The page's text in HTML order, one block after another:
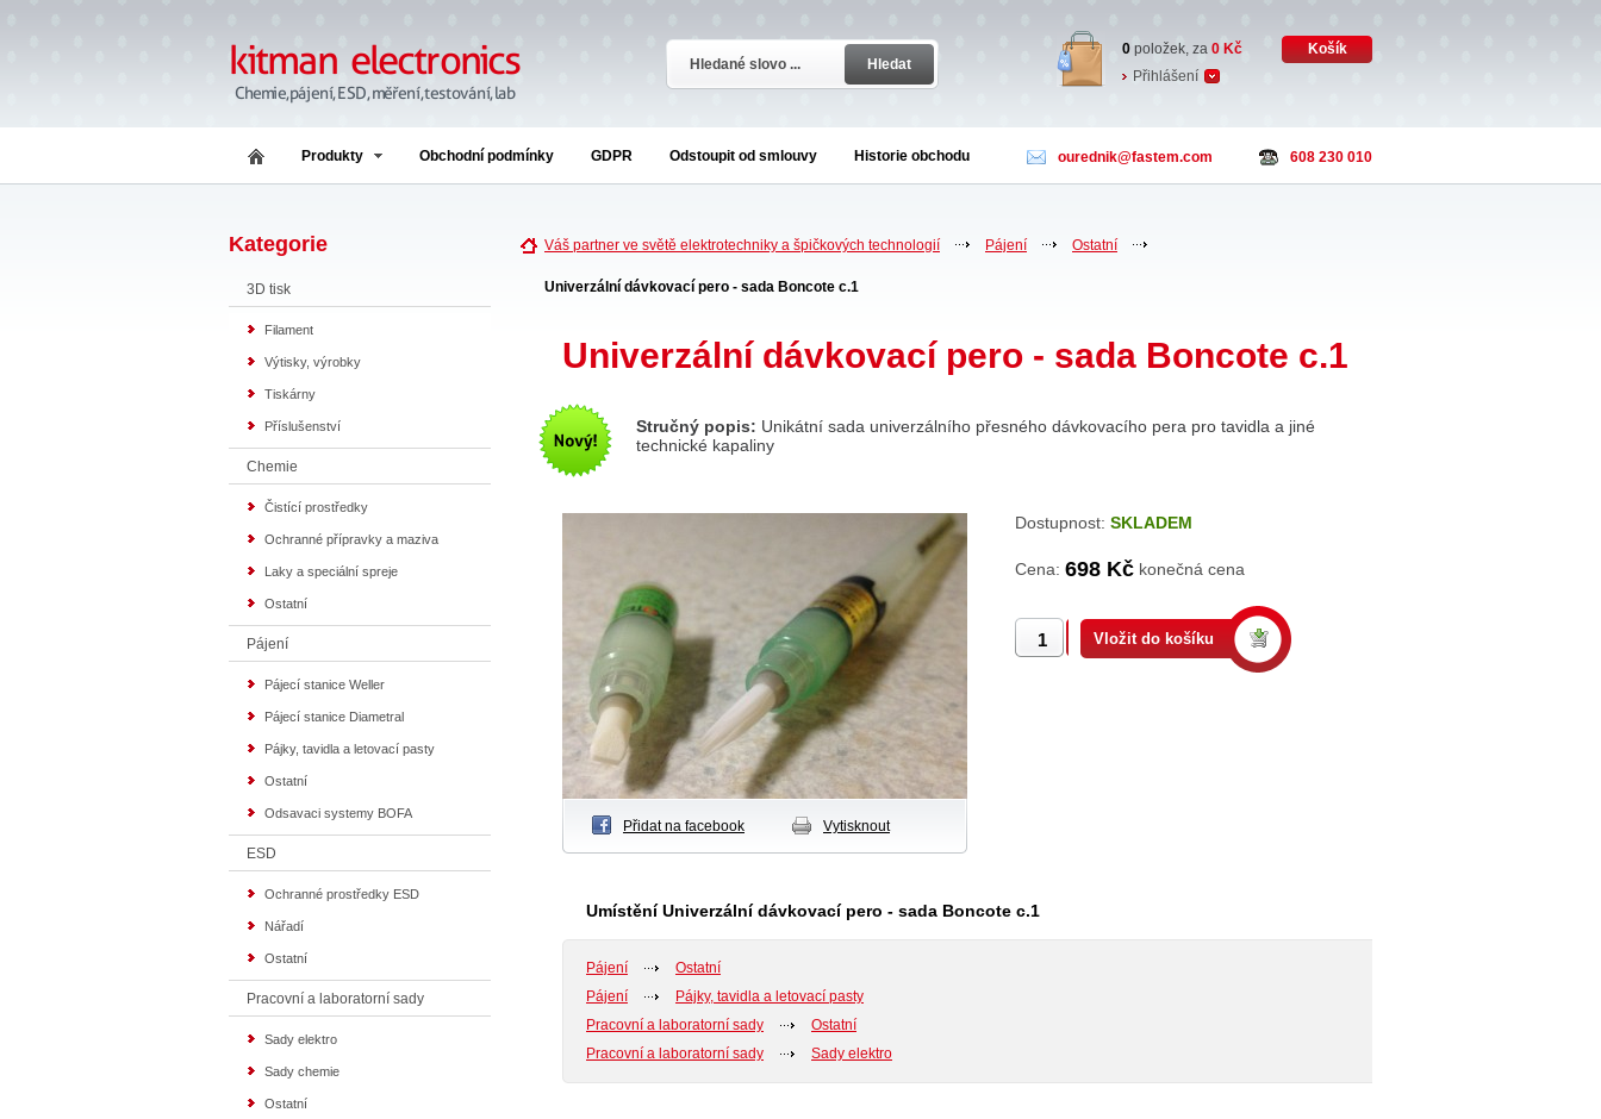
Hledat
0 položek, za 0 Kč
Košík
Přihlášení
ourednik@fastem.com 608 230 010
Produkty Obchodní podmínky GDPR Odstoupit od smlouvy Historie obchodu
Kategorie
3D tisk
Filament
Výtisky, výrobky
Tiskárny
Příslušenství
Chemie
Čistící prostředky
Ochranné přípravky a maziva
Laky a speciální spreje
Ostatní
Pájení
Pájecí stanice Weller
Pájecí stanice Diametral
Pájky, tavidla a letovací pasty
Ostatní
Odsavaci systemy BOFA
ESD
Ochranné prostředky ESD
Nářadí
Ostatní
Pracovní a laboratorní sady
Sady elektro
Sady chemie
Ostatní
Váš partner ve světě elektrotechniky a špičkových technologií Pájení Ostatní
Univerzální dávkovací pero - sada Boncote c.1
Univerzální dávkovací pero - sada Boncote c.1
Stručný popis: Unikátní sada univerzálního přesného dávkovacího pera pro tavidla a jiné
technické kapaliny
Přidat na facebook Vytisknout
Dostupnost: SKLADEM
Cena: 698 Kč konečná cena
Vložit do košíku
Umístění Univerzální dávkovací pero - sada Boncote c.1
Pájení
Ostatní
Pájení
Pájky, tavidla a letovací pasty
Pracovní a laboratorní sady
Ostatní
Pracovní a laboratorní sady
Sady elektro